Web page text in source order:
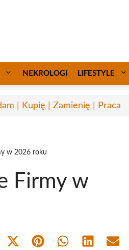
NEKROLOGI LIFESTYLE
| Kupię | Zamienię | Praca
w 2026 roku
Firmy w
Share Share Share Share Share